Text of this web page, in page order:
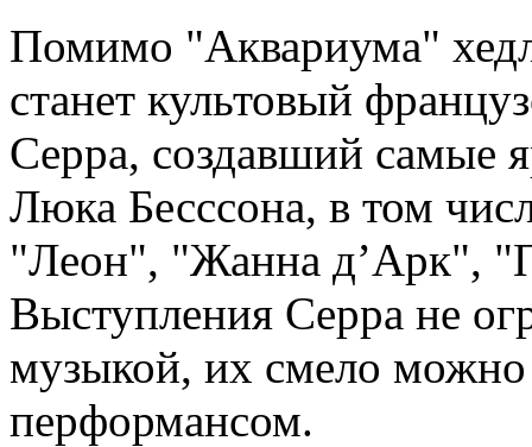
Помимо "Аквариума"
станет культовый
Серра, создавший самые
Люка Бесссона, в том
"Леон", "Жанна д’Арк",
Выступления Серра не
музыкой, их смело можно
перформансом.